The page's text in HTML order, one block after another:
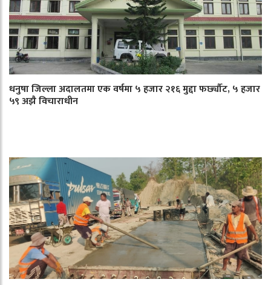
धनुषा जिल्ला अदालतमा एक वर्षमा ५ हजार २१६ मुद्दा फर्छ्यौट, ५ हजार
५९ अझै विचाराधीन